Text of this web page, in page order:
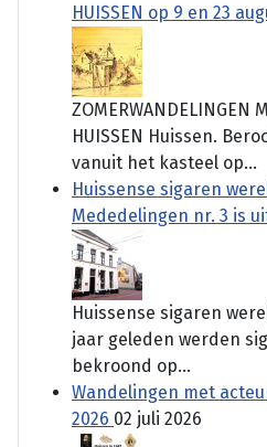
HUISSEN op 9 en 23
ZOMERWANDELINGEN
HUISSEN Huissen.
vanuit het kasteel op...
Huissense sigaren
Mededelingen nr. 3 is
Huissense sigaren
jaar geleden werden
bekroond op...
Wandelingen met
2026 02 juli 2026